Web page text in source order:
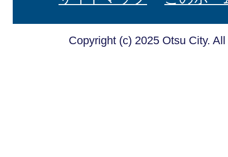
Copyright (c) 2025 Otsu City.